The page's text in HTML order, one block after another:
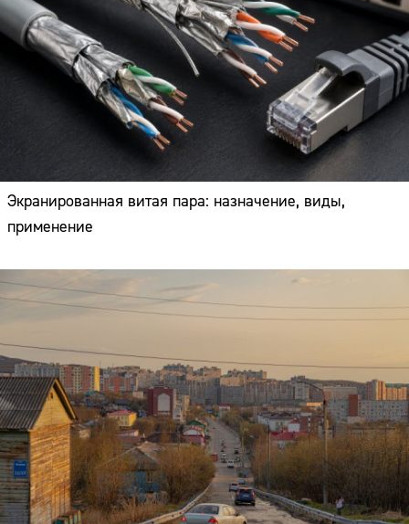
Экранированная витая пара: назначение, виды,
применение